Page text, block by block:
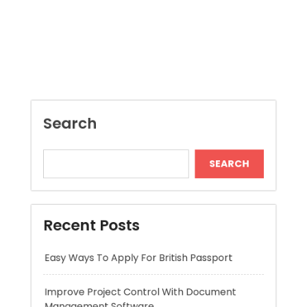
Recent Posts
Easy Ways To Apply For British Passport
Improve Project Control With Document
Management Software
Jai Club Online Slot Games Worth Trying
Long Lasting Lipo Battery for RC Car